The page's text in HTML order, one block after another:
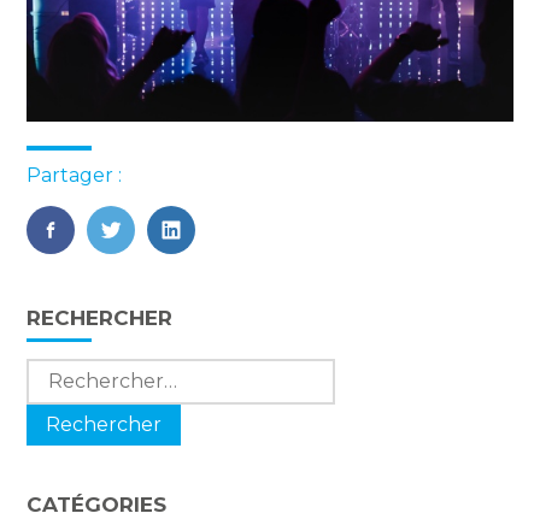
Partager :
FaceBook
TwitterLinkedIn
Blog
sidebar
RECHERCHER
Rechercher :
CATÉGORIES